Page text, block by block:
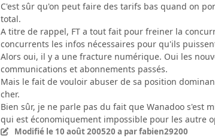
C'est sûr qu'on peut faire des tarifs bas quand on
total.
A titre de rappel, FT a tout fait pour freiner la
concurrents les infos nécessaires pour qu'ils
Alors oui, il y a une fracture numérique. Oui les
communications et abonnements passés.
Mais le fait de vouloir abuser de sa position
cher.
Bien sûr, je ne parle pas du fait que Wanadoo s'est
qui est économiquement impossible pour les autre
Modifié le 10 août 200520 a par fabien29200